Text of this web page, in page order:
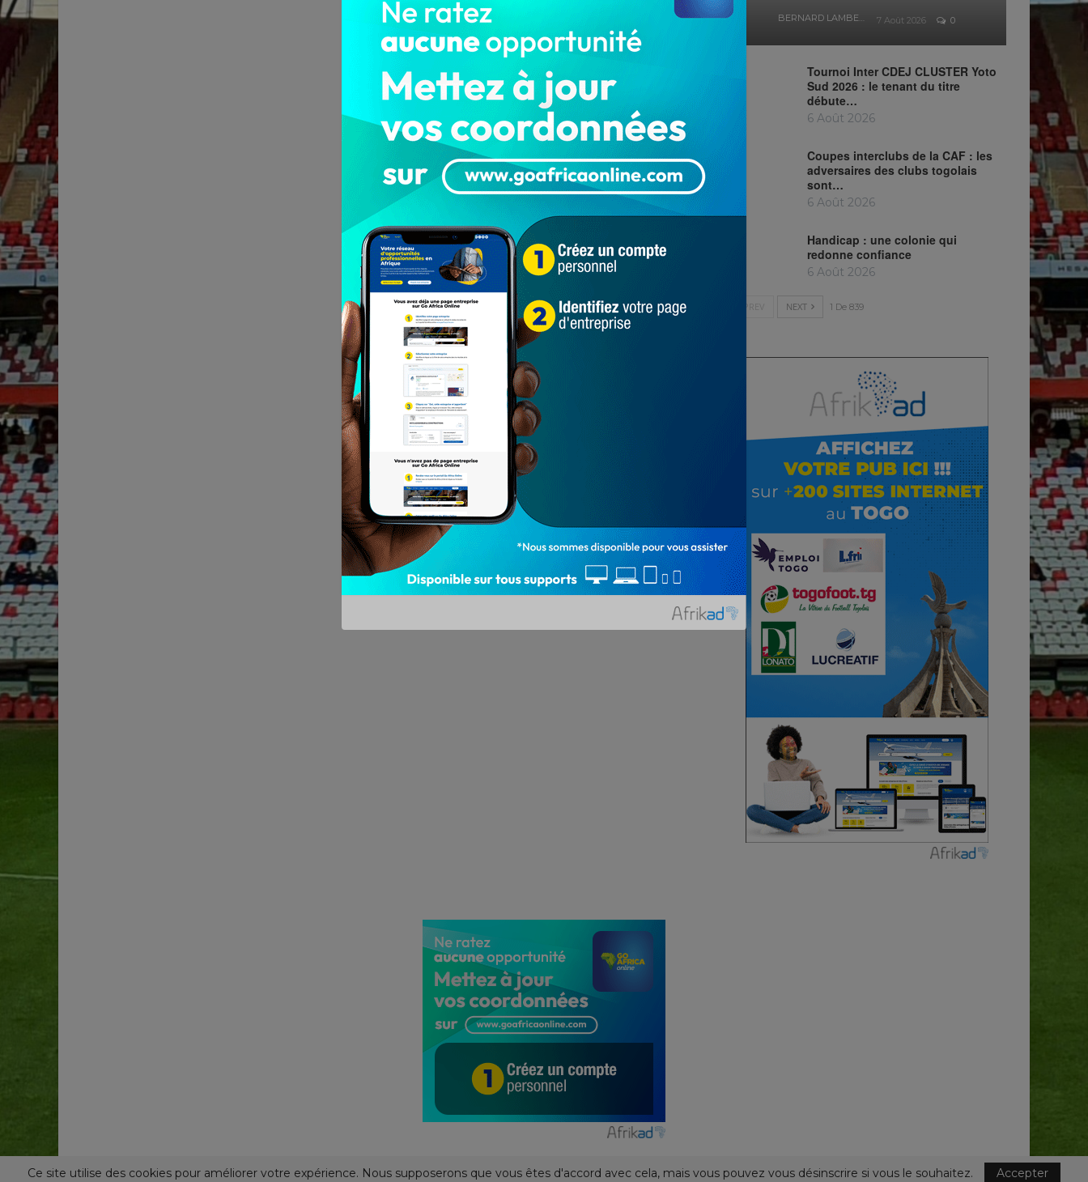
7 Août 2026 0
Tournoi Inter CDEJ CLUSTER Yoto
Sud 2026 : le tenant du titre
débute…
6 Août 2026
Coupes interclubs de la CAF : les
adversaires des clubs togolais
sont…
6 Août 2026
Handicap : une colonie qui
redonne confiance
6 Août 2026
NEXT 1 De 839
Ce site utilise des cookies pour améliorer votre expérience. Nous supposerons que vous êtes d'accord avec cela, mais vous pouvez vous désinscrire si vous le souhaitez. Accepter